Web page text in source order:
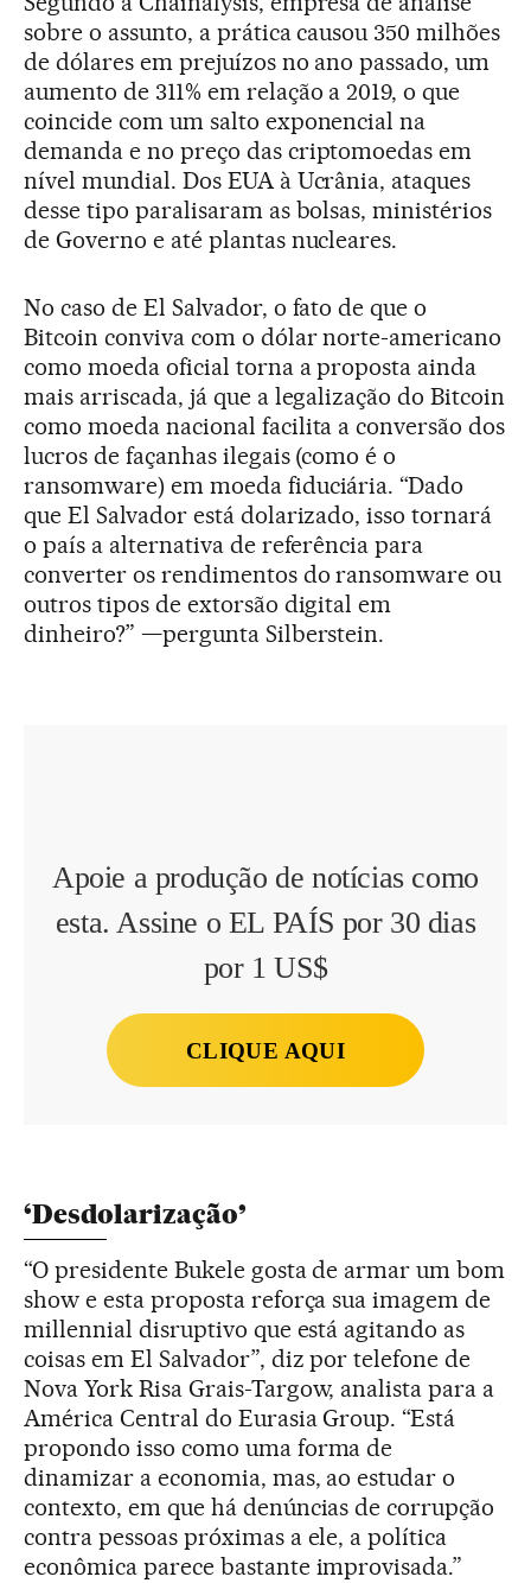
sobre o assunto, a prática causou 350 milhões
de dólares em prejuízos no ano passado, um
aumento de 311% em relação a 2019, o que
coincide com um salto exponencial na
demanda e no preço das criptomoedas em
nível mundial. Dos EUA à Ucrânia, ataques
desse tipo paralisaram as bolsas, ministérios
de Governo e até plantas nucleares.
No caso de El Salvador, o fato de que o
Bitcoin conviva com o dólar norte-americano
como moeda oficial torna a proposta ainda
mais arriscada, já que a legalização do Bitcoin
como moeda nacional facilita a conversão dos
lucros de façanhas ilegais (como é o
ransomware) em moeda fiduciária. “Dado
que El Salvador está dolarizado, isso tornará
o país a alternativa de referência para
converter os rendimentos do ransomware ou
outros tipos de extorsão digital em
dinheiro?” —pergunta Silberstein.
Apoie a produção de notícias como
esta. Assine o EL PAÍS por 30 dias
por 1 US$
CLIQUE AQUI
‘Desdolarização’
“O presidente Bukele gosta de armar um bom
show e esta proposta reforça sua imagem de
millennial disruptivo que está agitando as
coisas em El Salvador”, diz por telefone de
Nova York Risa Grais-Targow, analista para a
América Central do Eurasia Group. “Está
propondo isso como uma forma de
dinamizar a economia, mas, ao estudar o
contexto, em que há denúncias de corrupção
contra pessoas próximas a ele, a política
econômica parece bastante improvisada.”